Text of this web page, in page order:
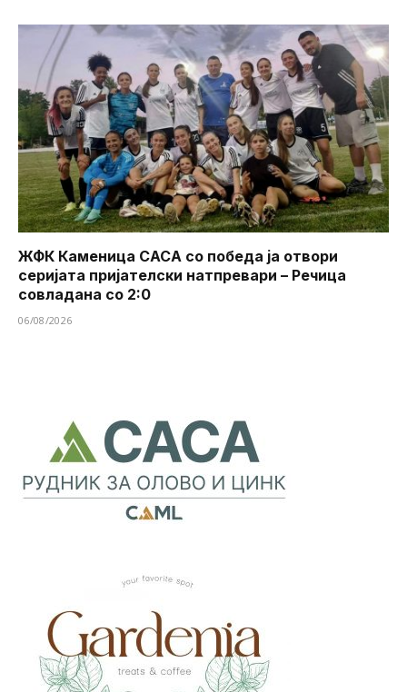
ЖФК Каменица САСА со победа ја отвори
серијата пријателски натпревари – Речица
совладана со 2:0
06/08/2026